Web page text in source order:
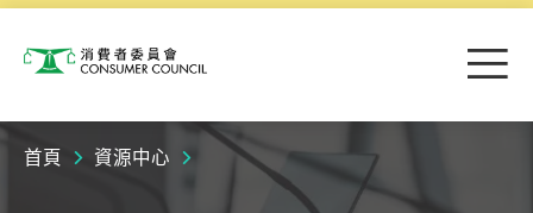
消費者委員會 目
首頁 資源中心